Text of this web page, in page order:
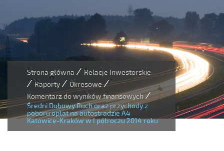
Strona główna / Relacje Inwestorskie
/ Raporty / Okresowe/
Komentarz do wyników finansowych/
Średni Dobowy Ruch oraz przychody z
poboru opłat na autostradzie A4
Katowice-Kraków w I półroczu 2014 roku